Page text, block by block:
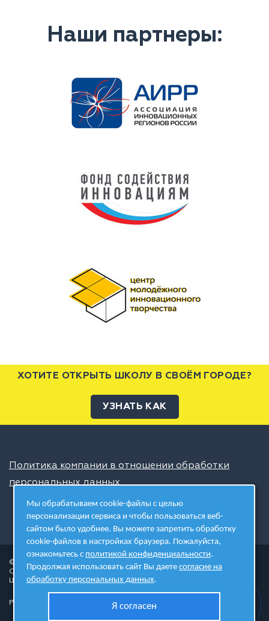
Наши партнеры:
ХОТИТЕ ОТКРЫТЬ ШКОЛУ В СВОЁМ ГОРОДЕ?
УЗНАТЬ КАК
Политика компании в отношении обработки
персональных данных
© 2026 ШЦТ
Сеть центров молодёжного инновационного творчества
Школа цифровых технологий
Разработано в студии
Мы обрабатываем cookie-файлы с целью
персонализации сервиса и чтобы пользоваться веб-
сайтом было удобнее. Вы можете запретить обработку
cookie-файлов в настройках браузера. Пожалуйста,
ознакомьтесь с политикой конфиденциальности.
Продолжая использовать сайт Вы даетесогласие на
обработку персональных данных.
Я согласен